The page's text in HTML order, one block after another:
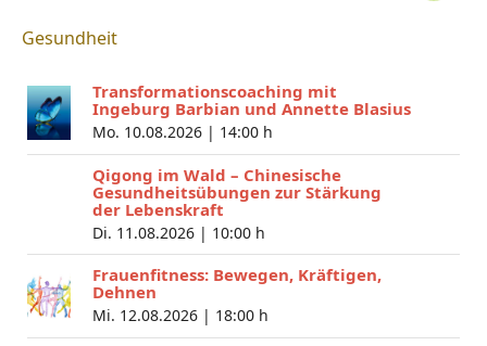
Gesundheit
Transformationscoaching mit
Ingeburg Barbian und Annette Blasius
Mo. 10.08.2026 | 14:00 h
Qigong im Wald – Chinesische
Gesundheitsübungen zur Stärkung
der Lebenskraft
Di. 11.08.2026 | 10:00 h
Frauenfitness: Bewegen, Kräftigen,
Dehnen
Mi. 12.08.2026 | 18:00 h